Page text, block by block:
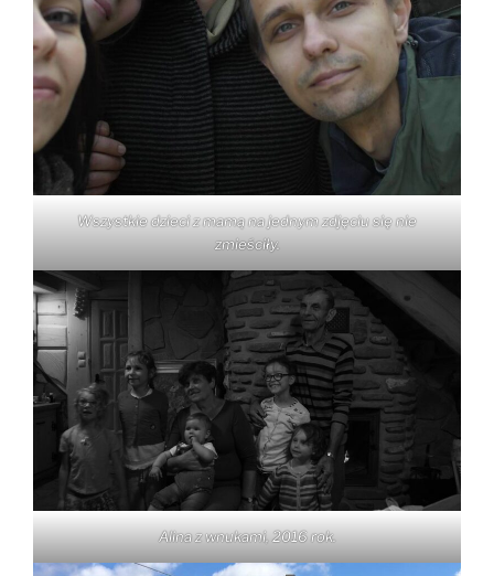
Wszystkie dzieci z mamą na jednym zdjęciu się nie
zmieściły.
Alina z wnukami, 2016 rok.